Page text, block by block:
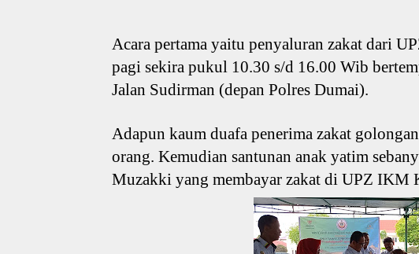
Acara pertama yaitu penyaluran zakat dari
pagi sekira pukul 10.30 s/d 16.00 Wib
Jalan Sudirman (depan Polres Dumai).
Adapun kaum duafa penerima zakat
orang. Kemudian santunan anak yatim
Muzakki yang membayar zakat di UPZ IKM